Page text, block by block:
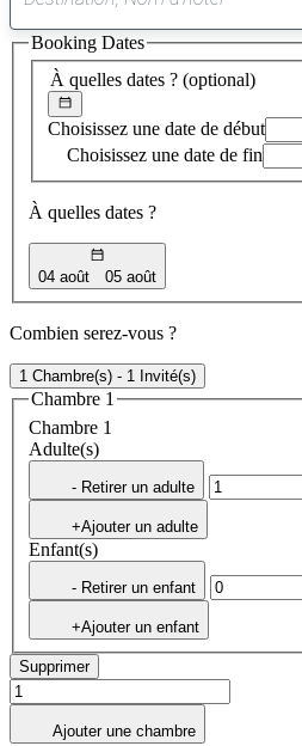
À quelles dates ? (optional)
Choisissez une date de début
Choisissez une date de fin
À quelles dates ?
04 août 05 août
Booking Dates
Combien serez-vous ?
1 Chambre(s) - 1 Invité(s)
Chambre 1
Chambre 1
Adulte(s)
- Retirer un adulte
+Ajouter un adulte
Enfant(s)
- Retirer un enfant
+Ajouter un enfant
Supprimer
Ajouter une chambre